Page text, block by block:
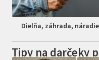
Dielňa, záhrada, náradie
Tipy na darčeky